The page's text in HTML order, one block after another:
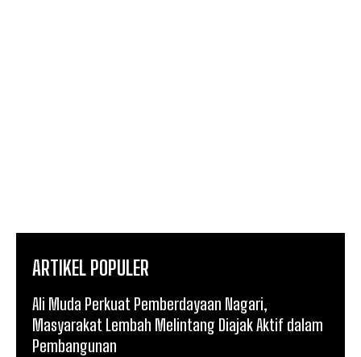
ARTIKEL POPULER
Ali Muda Perkuat Pemberdayaan Nagari,
Masyarakat Lembah Melintang Diajak Aktif dalam
Pembangunan